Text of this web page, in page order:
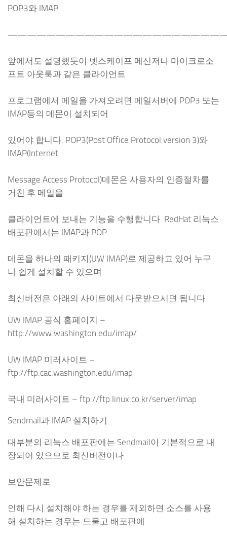
POP3와 IMAP
앞에서도 설명했듯이 넷스케이프 메신저나 마이크로소
프트 아웃룩과 같은 클라이언트
프로그램에서 메일을 가져오려면 메일서버에 POP3 또는
IMAP등의 데몬이 설치되어
있어야 합니다. POP3(Post Office Protocol version 3)와
IMAP(Internet
Message Access Protocol)데몬은 사용자의 인증절차를
거친 후 메일을
클라이언트에 보내는 기능을 수행합니다. RedHat 리눅스
배포판에서는 IMAP과 POP
데몬을 하나의 패키지(UW IMAP)로 제공하고 있어 누구
나 쉽게 설치할 수 있으며
최신버전은 아래의 사이트에서 다운받으시면 됩니다.
UW IMAP 공식 홈페이지 –
http://www.washington.edu/imap/
UW IMAP 미러사이트 –
ftp://ftp.cac.washington.edu/imap
국내 미러사이트 – ftp://ftp.linux.co.kr/server/imap
Sendmail과 IMAP 설치하기
대부분의 리눅스 배포판에는 Sendmail이 기본적으로 내
장되어 있으므로 최신버전이나
보안문제로
인해 다시 설치해야 하는 경우를 제외하면 소스를 사용
해 설치하는 경우는 드물고 배포판에